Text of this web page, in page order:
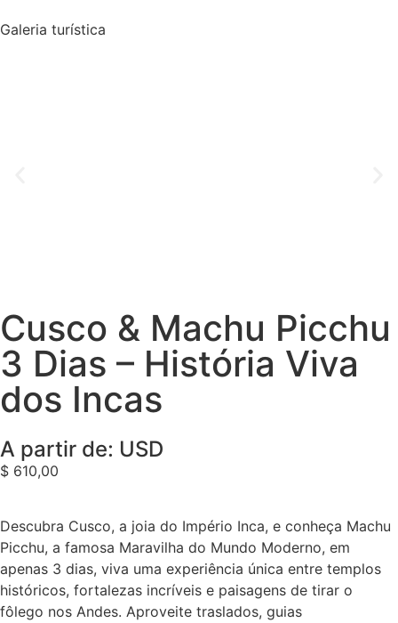
Galeria turística
Cusco & Machu Picchu
3 Dias – História Viva
dos Incas
A partir de: USD
$ 610,00
Descubra Cusco, a joia do Império Inca, e conheça Machu
Picchu, a famosa Maravilha do Mundo Moderno, em
apenas 3 dias, viva uma experiência única entre templos
históricos, fortalezas incríveis e paisagens de tirar o
fôlego nos Andes. Aproveite traslados, guias